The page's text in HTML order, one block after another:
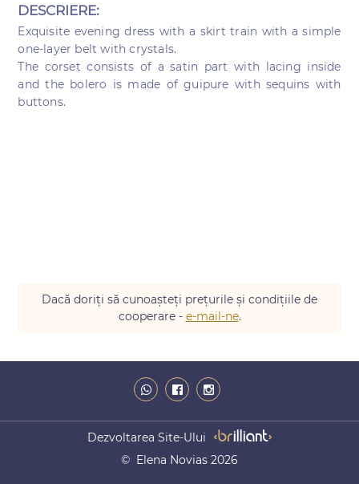
DESCRIERE:
Exquisite evening dress with a skirt train with a simple
one-layer belt with crystals.
The corset consists of a satin part with lacing inside
and the bolero is made of guipure with sequins with
buttons.
Dacă doriți să cunoașteți prețurile și condițiile de
cooperare - e-mail-ne.
Dezvoltarea Site-Ului
© Elena Novias 2026